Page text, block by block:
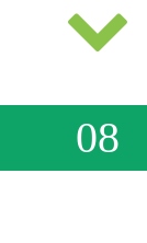
08